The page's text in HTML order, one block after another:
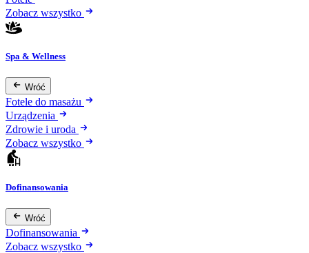
Zobacz wszystko
Spa & Wellness
Wróć
Fotele do masażu
Urządzenia
Zdrowie i uroda
Zobacz wszystko
Dofinansowania
Wróć
Dofinansowania
Zobacz wszystko